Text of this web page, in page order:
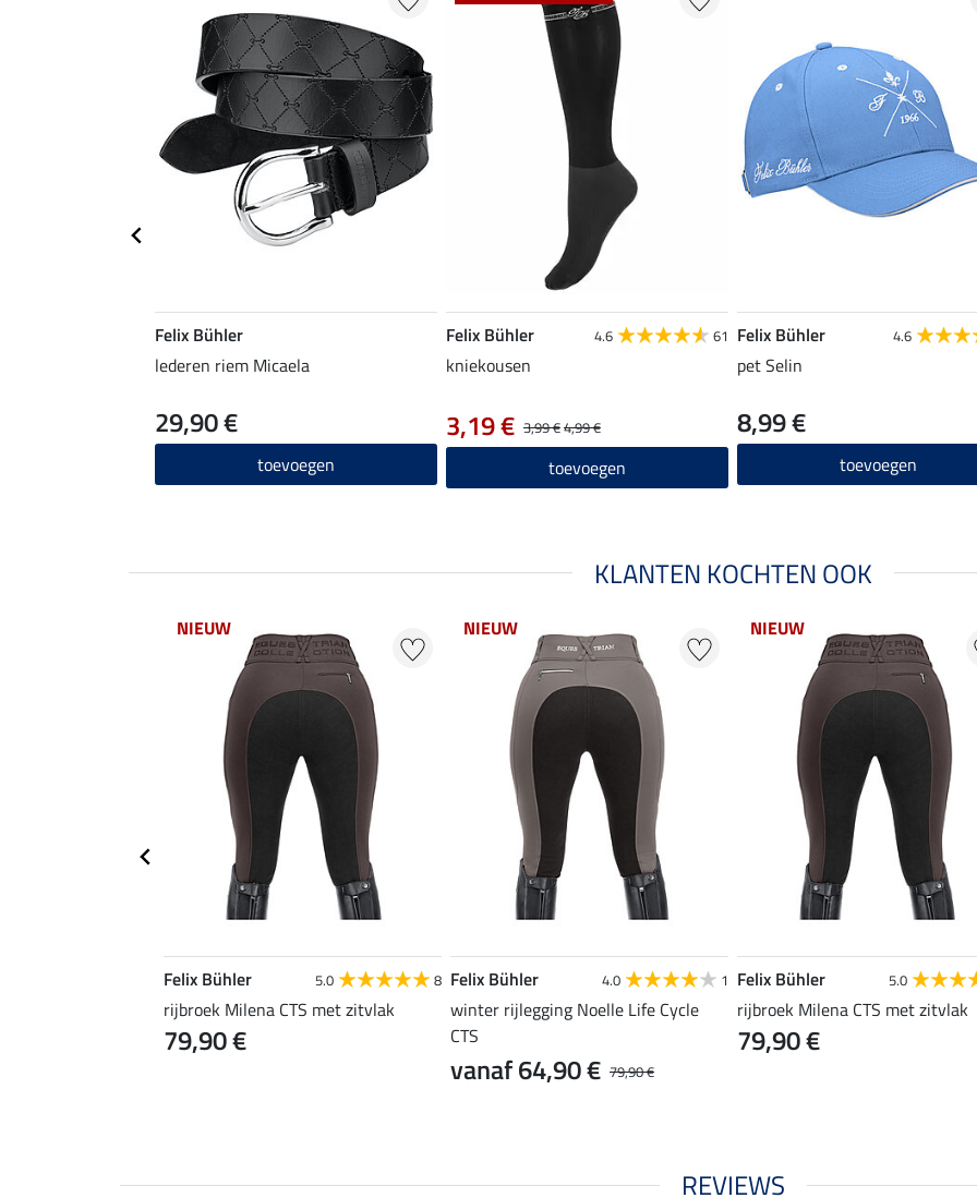
Felix Bühler
lederen riem Micaela
29,90 €
toevoegen
Felix Bühler 4.6 61
kniekousen
3,99 €4,99 €
3,19 €
toevoegen
Felix Bühler 4.6
pet Selin
8,99 €
toevoegen
KLANTEN KOCHTEN OOK
NIEUW
Felix Bühler 5.0 8
rijbroek Milena CTS met zitvlak
79,90 €
NIEUW
Felix Bühler 4.0 1
winter rijlegging Noelle Life Cycle
CTS
79,90 €
vanaf 64,90 €
NIEUW
Felix Bühler 5.0
rijbroek Milena CTS met zitvlak
79,90 €
REVIEWS